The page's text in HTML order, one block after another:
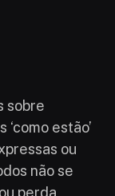
sobre
estão’
ou
não se
perda